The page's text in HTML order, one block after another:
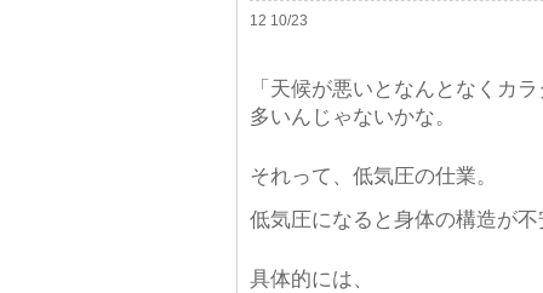
12 10/23
「天候が悪いとなんとなくカ
多いんじゃないかな。
それって、低気圧の仕業。
低気圧になると身体の構造が
具体的には、